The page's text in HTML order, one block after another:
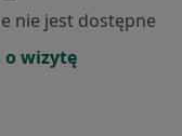
nie jest dostępne
o wizytę